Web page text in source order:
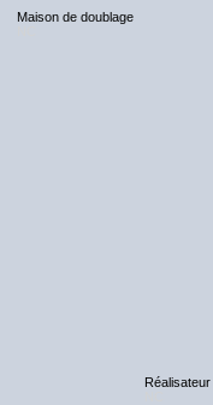
Maison de doublage
Réalisateur